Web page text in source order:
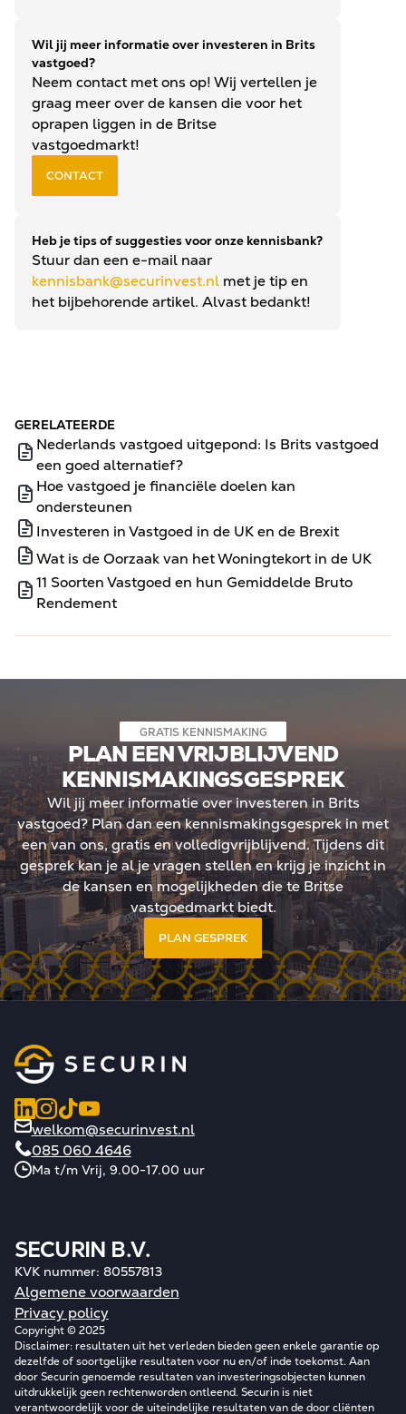
Wil jij meer informatie over investeren in Brits
vastgoed?
Neem contact met ons op! Wij vertellen je
graag meer over de kansen die voor het
oprapen liggen in de Britse
vastgoedmarkt!
CONTACT
Heb je tips of suggesties voor onze kennisbank?
Stuur dan een e-mail naar
kennisbank@securinvest.nl met je tip en
het bijbehorende artikel. Alvast bedankt!
GERELATEERDE
Nederlands vastgoed uitgepond: Is Brits vastgoed
een goed alternatief?
Hoe vastgoed je financiële doelen kan
ondersteunen
Investeren in Vastgoed in de UK en de Brexit
Wat is de Oorzaak van het Woningtekort in de UK
11 Soorten Vastgoed en hun Gemiddelde Bruto
Rendement
GRATIS KENNISMAKING
PLAN EEN VRIJBLIJVEND
KENNISMAKINGSGESPREK
Wil jij meer informatie over investeren in Brits
vastgoed? Plan dan een kennismakingsgesprek in met
een van ons, gratis en volledigvrijblijvend. Tijdens dit
gesprek kan je al je vragen stellen en krijg je inzicht in
de kansen en mogelijkheden die te Britse
vastgoedmarkt biedt.
PLAN GESPREK
welkom@securinvest.nl
085 060 4646
Ma t/m Vrij, 9.00-17.00 uur
SECURIN B.V.
KVK nummer: 80557813
Algemene voorwaarden
Privacy policy
Copyright © 2025
Disclaimer: resultaten uit het verleden bieden geen enkele garantie op
dezelfde of soortgelijke resultaten voor nu en/of inde toekomst. Aan
door Securin genoemde resultaten van investeringsobjecten kunnen
uitdrukkelijk geen rechtenworden ontleend. Securin is niet
verantwoordelijk voor de uiteindelijke resultaten van de door cliënten